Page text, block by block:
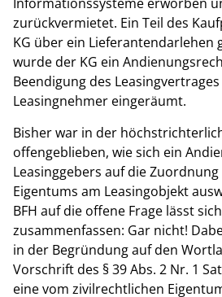
zurückvermietet. Ein Teil des
KG über ein Lieferantendarlehen
wurde der KG ein
Beendigung des
Leasingnehmer eingeräumt.
Bisher war in der
offengeblieben, wie sich ein
Leasinggebers auf die
Eigentums am Leasingobjekt
BFH auf die offene Frage lässt
zusammenfassen: Gar nicht!
in der Begründung auf den
Vorschrift des § 39 Abs. 2 Nr. 1
eine vom zivilrechtlichen